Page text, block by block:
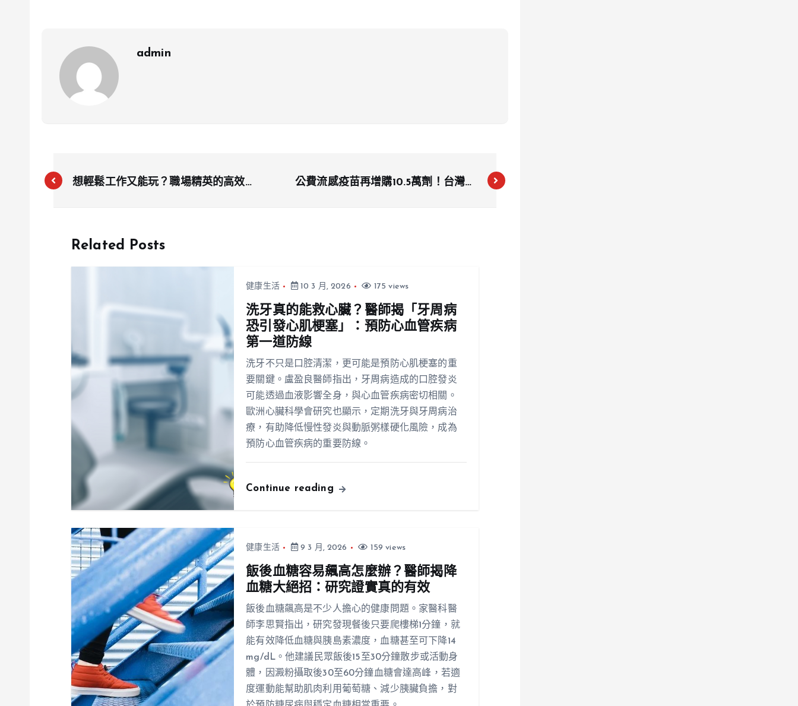
admin
想輕鬆工作又能玩？職場精英的高效率
公費流感疫苗再增購10.5萬劑！台灣東
Related Posts
健康生活 10 3 月, 2026 175 views
洗牙真的能救心臟？醫師揭「牙周病
恐引發心肌梗塞」：預防心血管疾病
第一道防線
洗牙不只是口腔清潔，更可能是預防心肌梗塞的重
要關鍵。盧盈良醫師指出，牙周病造成的口腔發炎
可能透過血液影響全身，與心血管疾病密切相關。
歐洲心臟科學會研究也顯示，定期洗牙與牙周病治
療，有助降低慢性發炎與動脈粥樣硬化風險，成為
預防心血管疾病的重要防線。
Continue reading
健康生活 9 3 月, 2026 159 views
飯後血糖容易飆高怎麼辦？醫師揭降
血糖大絕招：研究證實真的有效
飯後血糖飆高是不少人擔心的健康問題。家醫科醫
師李思賢指出，研究發現餐後只要爬樓梯1分鐘，就
能有效降低血糖與胰島素濃度，血糖甚至可下降14
mg/dL。他建議民眾飯後15至30分鐘散步或活動身
體，因澱粉攝取後30至60分鐘血糖會達高峰，若適
度運動能幫助肌肉利用葡萄糖、減少胰臟負擔，對